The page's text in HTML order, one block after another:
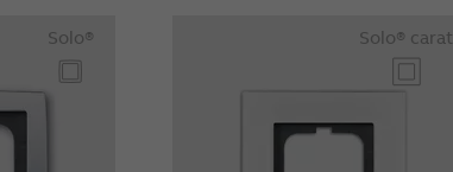
Solo® Solo® carat